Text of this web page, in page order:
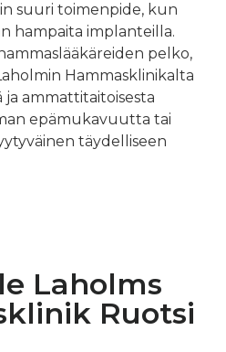
suuri toimenpide, kun
hampaita implanteilla.
pelko,
Hammasklinikalta
ja ammattitaitoisesta
epämukavuutta tai
täydelliseen
Laholms
Ruotsi